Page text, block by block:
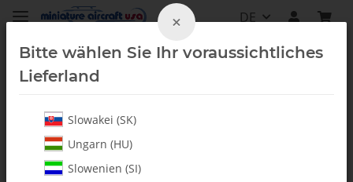
DE
Alle Artikel
×
Bitte wählen Sie Ihr voraussichtliches
Lieferland
Slowakei (SK)
Ungarn (HU)
Slowenien (SI)